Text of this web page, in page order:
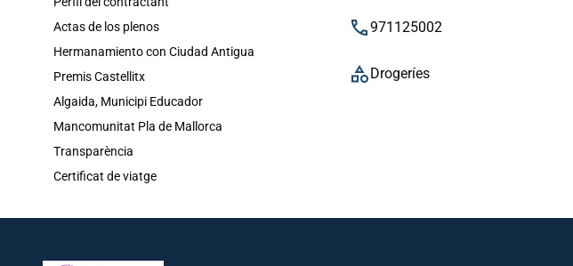
Actas de los plenos
Hermanamiento con Ciudad Antigua
Premis Castellitx
Algaida, Municipi Educador
Mancomunitat Pla de Mallorca
Transparència
Certificat de viatge
phone971125002
categoryDrogeríes